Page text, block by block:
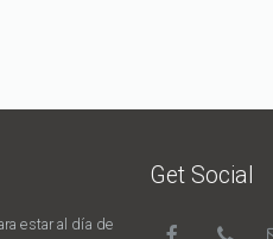
estar al día de
Get Social